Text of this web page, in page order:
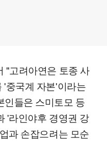
"고려아연은 토종 사
'중국계 자본'이라는
인들은 스미토모 등
'라인야후 경영권 강
과 손잡으려는 모순